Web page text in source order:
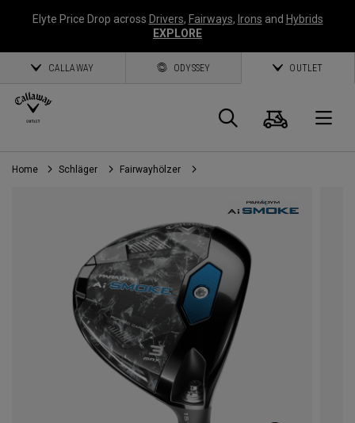
Elyte Price Drop across Drivers, Fairways, Irons and Hybrids
EXPLORE
CALLAWAY ODYSSEY OUTLET
Suche
Home Schläger Fairwayhölzer